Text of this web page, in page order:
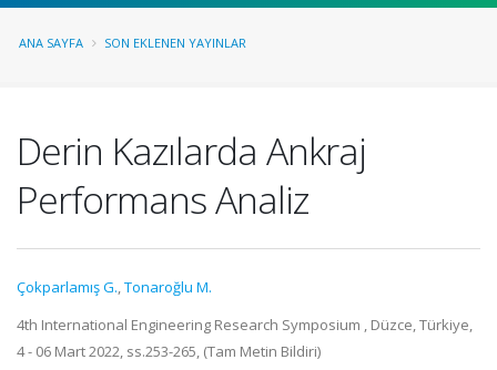
ANA SAYFA SON EKLENEN YAYINLAR
Derin Kazılarda Ankraj
Performans Analiz
Çokparlamış G.,Tonaroğlu M.
4th International Engineering Research Symposium , Düzce, Türkiye,
4 - 06 Mart 2022, ss.253-265, (Tam Metin Bildiri)